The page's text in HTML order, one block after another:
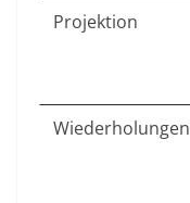
Projektion
Wiederholungen